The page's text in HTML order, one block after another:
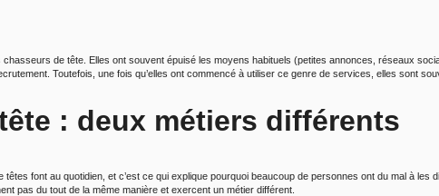
de tête. Elles ont souvent épuisé les moyens habituels (petites annonces, réseaux
Toutefois, une fois qu’elles ont commencé à utiliser ce genre de services, elles sont
: deux métiers différents
font au quotidien, et c’est ce qui explique pourquoi beaucoup de personnes ont du mal à les
pas du tout de la même manière et exercent un métier différent.